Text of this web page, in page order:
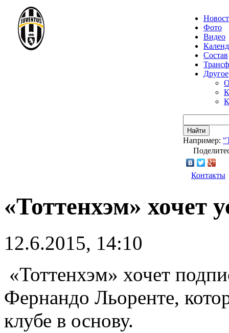
Фото
Видео
Состав
Другое
Найти
Например:
Контакты
«Тоттенхэм» хочет
12.6.2015, 14:10
«Тоттенхэм» хочет
Фернандо Льоренте,
клубе в основу.